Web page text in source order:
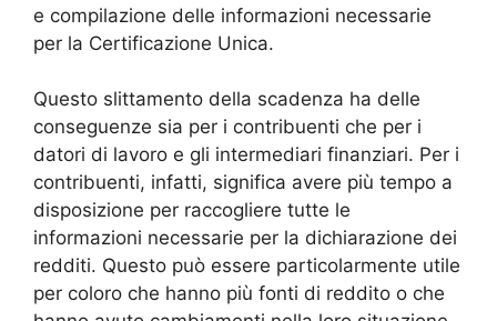
e compilazione delle informazioni necessarie
per la Certificazione Unica.
Questo slittamento della scadenza ha delle
conseguenze sia per i contribuenti che per i
datori di lavoro e gli intermediari finanziari. Per i
contribuenti, infatti, significa avere più tempo a
disposizione per raccogliere tutte le
informazioni necessarie per la dichiarazione dei
redditi. Questo può essere particolarmente utile
per coloro che hanno più fonti di reddito o che